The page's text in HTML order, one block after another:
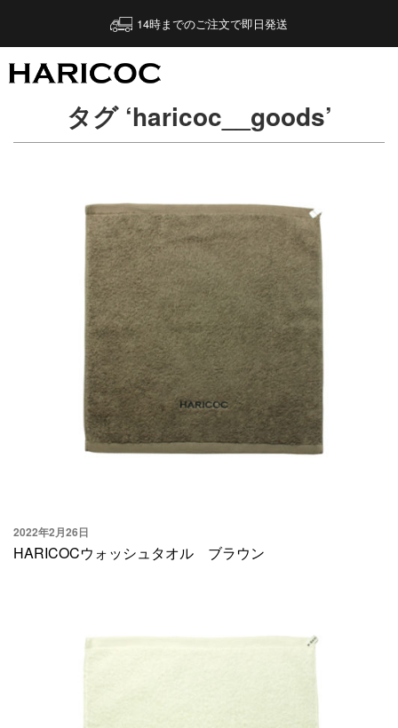
14時までのご注文で即日発送
タグ ‘haricoc__goods’
2022年2月26日
HARICOCウォッシュタオル ブラウン